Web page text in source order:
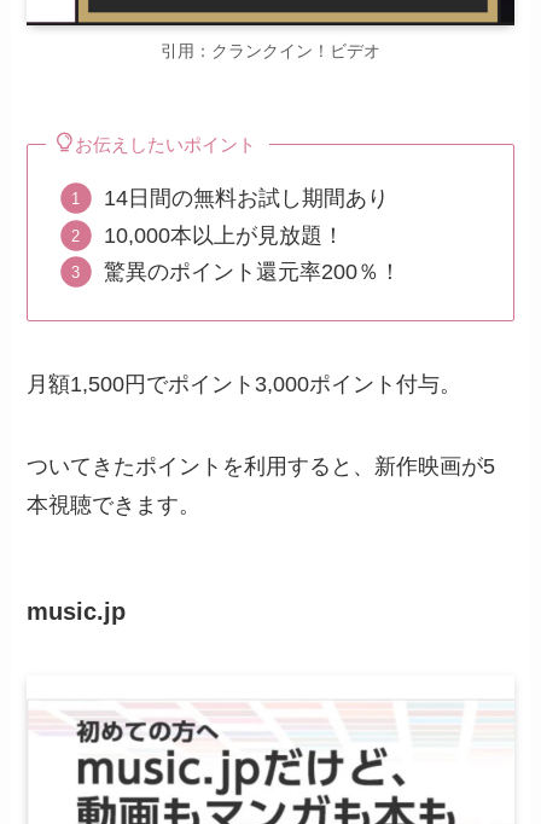
引用：クランクイン！ビデオ
お伝えしたいポイント
14日間の無料お試し期間あり
10,000本以上が見放題！
驚異のポイント還元率200％！
月額1,500円でポイント3,000ポイント付与。
ついてきたポイントを利用すると、新作映画が5
本視聴できます。
music.jp